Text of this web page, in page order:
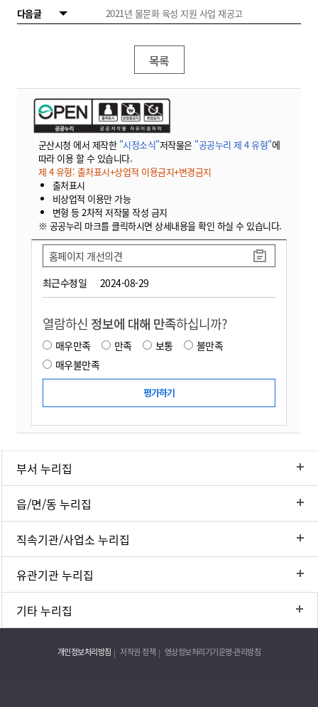
다음글
2021년 물문화 육성 지원 사업 재공고
목록
군산시청 에서 제작한 "시정소식"저작물은 "공공누리 제 4 유형"에
따라 이용 할 수 있습니다.
제 4 유형: 출처표시+상업적 이용금지+변경금지
출처표시
비상업적 이용만 가능
변형 등 2차적 저작물 작성 금지
※ 공공누리 마크를 클릭하시면 상세내용을 확인 하실 수 있습니다.
최근수정일 2024-08-29
홈페이지 개선의견
열람하신 정보에 대해 만족하십니까?
매우만족 만족 보통
불만족
매우불만족
부서 누리집
읍/면/동 누리집
직속기관/사업소 누리집
유관기관 누리집
기타 누리집
개인정보처리방침 저작권 정책 영상정보처리기기운영·관리방침